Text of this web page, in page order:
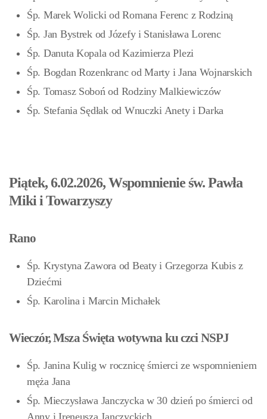
Śp. Marek Wolicki od Romana Ferenc z Rodziną
Śp. Jan Bystrek od Józefy i Stanisława Lorenc
Śp. Danuta Kopala od Kazimierza Plezi
Śp. Bogdan Rozenkranc od Marty i Jana Wojnarskich
Śp. Tomasz Soboń od Rodziny Malkiewiczów
Śp. Stefania Sędłak od Wnuczki Anety i Darka
Piątek, 6.02.2026, Wspomnienie św. Pawła
Miki i Towarzyszy
Rano
Śp. Krystyna Zawora od Beaty i Grzegorza Kubis z
Dziećmi
Śp. Karolina i Marcin Michałek
Wieczór, Msza Święta wotywna ku czci NSPJ
Śp. Janina Kulig w rocznicę śmierci ze wspomnieniem
męża Jana
Śp. Mieczysława Janczycka w 30 dzień po śmierci od
Anny i Ireneusza Janczyckich